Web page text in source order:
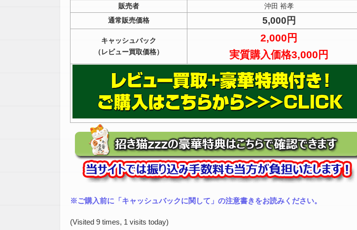
販売者
沖田 裕孝
通常販売価格
5,000円
キャッシュバック
（レビュー買取価格）
2,000円
実質購入価格3,000円
※ご購入前に「キャッシュバックに関して」の注意書きをお読みください。
(Visited 9 times, 1 visits today)